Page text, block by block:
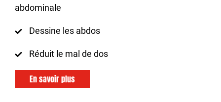
abdominale
Dessine les abdos
Réduit le mal de dos
En savoir plus